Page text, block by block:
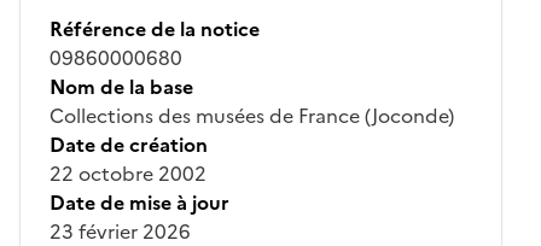
Référence de la notice
09860000680
Nom de la base
Collections des musées de France (Joconde)
Date de création
22 octobre 2002
Date de mise à jour
23 février 2026